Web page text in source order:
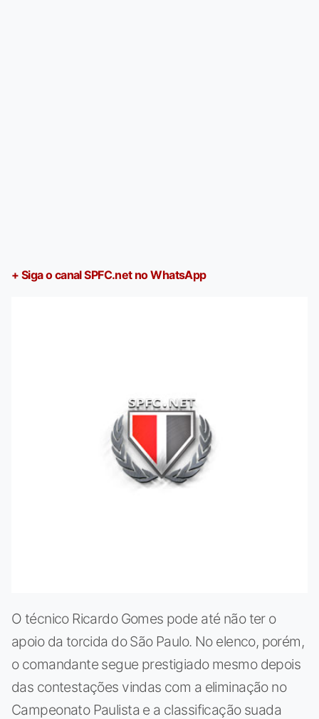
+ Siga o canal SPFC.net no WhatsApp
O técnico Ricardo Gomes pode até não ter o
apoio da torcida do São Paulo. No elenco, porém,
o comandante segue prestigiado mesmo depois
das contestações vindas com a eliminação no
Campeonato Paulista e a classificação suada